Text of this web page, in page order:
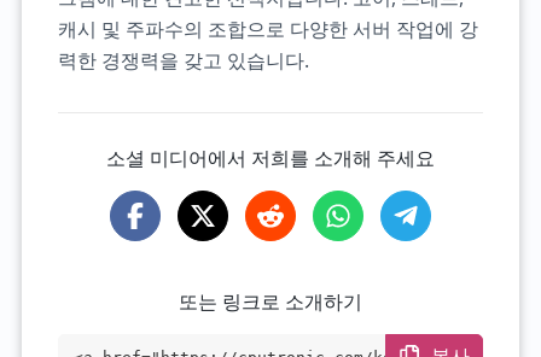
캐시 및 주파수의 조합으로 다양한 서버 작업에 강
력한 경쟁력을 갖고 있습니다.
소셜 미디어에서 저희를 소개해 주세요
또는 링크로 소개하기